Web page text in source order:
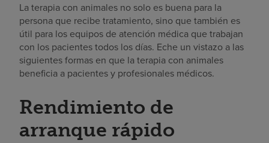
La terapia con animales no solo es buena para la
persona que recibe tratamiento, sino que también es
útil para los equipos de atención médica que trabajan
con los pacientes todos los días. Eche un vistazo a las
siguientes formas en que la terapia con animales
beneficia a pacientes y profesionales médicos.
Rendimiento de
arranque rápido